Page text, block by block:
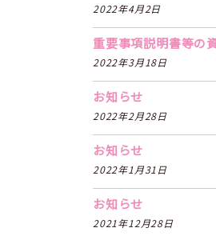
2022年4月2日
重要事項説明書等の
2022年3月18日
お知らせ
2022年2月28日
お知らせ
2022年1月31日
お知らせ
2021年12月28日